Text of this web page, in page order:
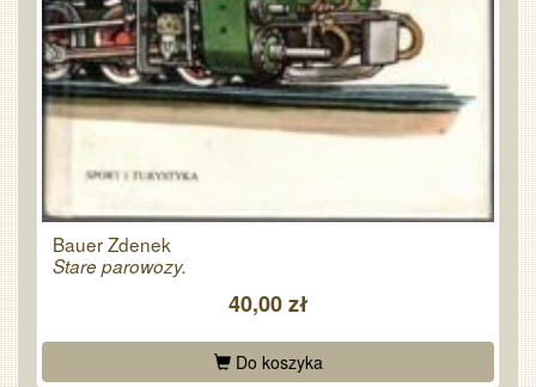
Bauer Zdenek
Stare parowozy.
40,00 zł
Do koszyka